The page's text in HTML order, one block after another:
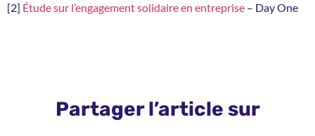
[2] Étude sur l’engagement solidaire en entreprise – Day One
Partager l’article sur